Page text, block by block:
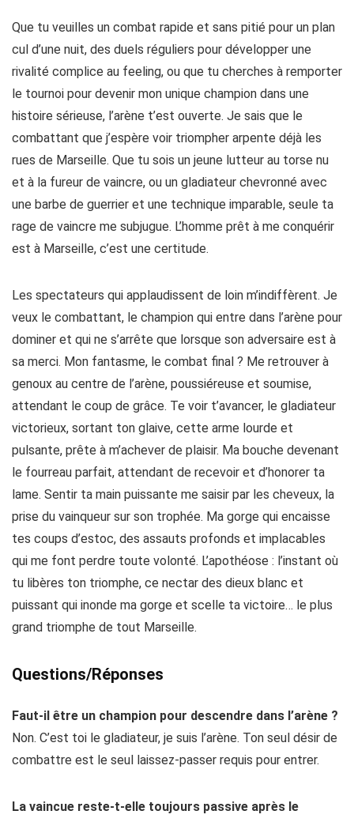
Que tu veuilles un combat rapide et sans pitié pour un plan
cul d’une nuit, des duels réguliers pour développer une
rivalité complice au feeling, ou que tu cherches à remporter
le tournoi pour devenir mon unique champion dans une
histoire sérieuse, l’arène t’est ouverte. Je sais que le
combattant que j’espère voir triompher arpente déjà les
rues de Marseille. Que tu sois un jeune lutteur au torse nu
et à la fureur de vaincre, ou un gladiateur chevronné avec
une barbe de guerrier et une technique imparable, seule ta
rage de vaincre me subjugue. L’homme prêt à me conquérir
est à Marseille, c’est une certitude.
Les spectateurs qui applaudissent de loin m’indiffèrent. Je
veux le combattant, le champion qui entre dans l’arène pour
dominer et qui ne s’arrête que lorsque son adversaire est à
sa merci. Mon fantasme, le combat final ? Me retrouver à
genoux au centre de l’arène, poussiéreuse et soumise,
attendant le coup de grâce. Te voir t’avancer, le gladiateur
victorieux, sortant ton glaive, cette arme lourde et
pulsante, prête à m’achever de plaisir. Ma bouche devenant
le fourreau parfait, attendant de recevoir et d’honorer ta
lame. Sentir ta main puissante me saisir par les cheveux, la
prise du vainqueur sur son trophée. Ma gorge qui encaisse
tes coups d’estoc, des assauts profonds et implacables
qui me font perdre toute volonté. L’apothéose : l’instant où
tu libères ton triomphe, ce nectar des dieux blanc et
puissant qui inonde ma gorge et scelle ta victoire… le plus
grand triomphe de tout Marseille.
Questions/Réponses
Faut-il être un champion pour descendre dans l’arène ?
Non. C’est toi le gladiateur, je suis l’arène. Ton seul désir de
combattre est le seul laissez-passer requis pour entrer.
La vaincue reste-t-elle toujours passive après le